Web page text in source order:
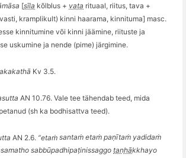
[sīla kõlblus + vata rituaal, riitus, tava +
kramplikult) kinni haarama, kinnituma] masc.
kinnitumine või kinni jäämine, riituste ja
uskumine ja nende (pime) järgimine.
Kv 3.5.
AN 10.76. Vale tee tähendab teed, mida
(sh ka bodhisattva teed).
AN 2.6. “etaṁ santaṁ etaṁ paṇītaṁ yadidaṁ
sabbūpadhipaṭinissaggo taṇhākkhayo